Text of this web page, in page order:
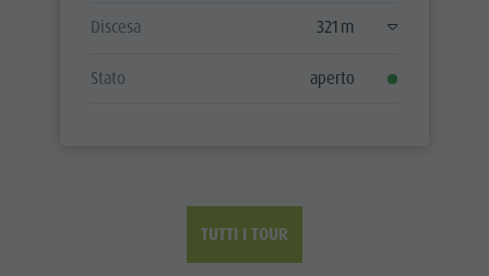
Discesa 321 m
Stato aperto
TUTTI I TOUR